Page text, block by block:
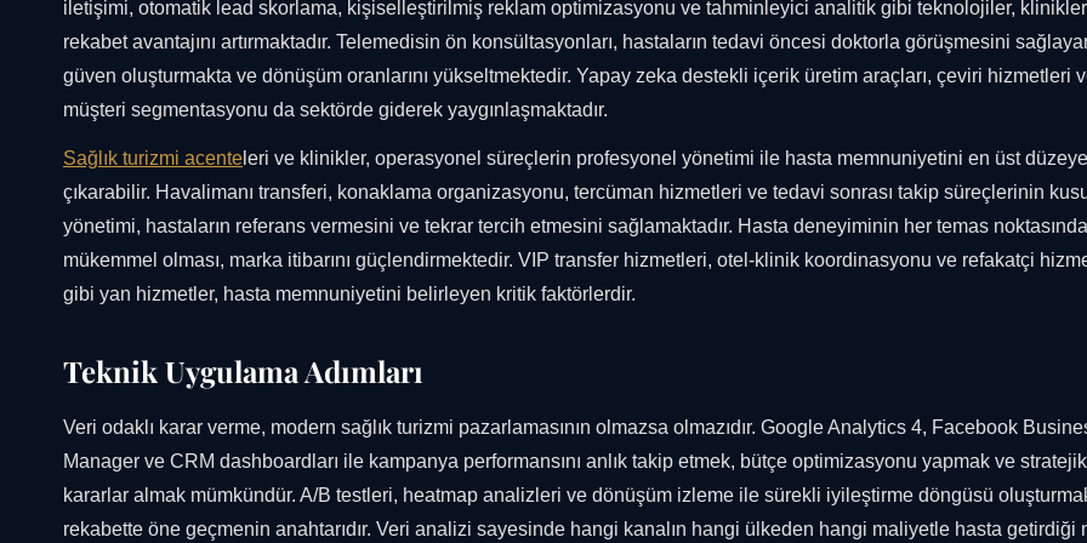
iletişimi, otomatik lead skorlama, kişiselleştirilmiş reklam optimizasyonu ve tahminleyici analitik gibi teknolojiler,
rekabet avantajını artırmaktadır. Telemedisin ön konsültasyonları, hastaların tedavi öncesi doktorla görüşmesini
güven oluşturmakta ve dönüşüm oranlarını yükseltmektedir. Yapay zeka destekli içerik üretim araçları, çeviri hizmetleri
müşteri segmentasyonu da sektörde giderek yaygınlaşmaktadır.
Sağlık turizmi acente leri ve klinikler, operasyonel süreçlerin profesyonel yönetimi ile hasta memnuniyetini en üst düzeye
çıkarabilir. Havalimanı transferi, konaklama organizasyonu, tercüman hizmetleri ve tedavi sonrası takip süreçlerinin
yönetimi, hastaların referans vermesini ve tekrar tercih etmesini sağlamaktadır. Hasta deneyiminin her temas noktasında
mükemmel olması, marka itibarını güçlendirmektedir. VIP transfer hizmetleri, otel-klinik koordinasyonu ve refakatçi
gibi yan hizmetler, hasta memnuniyetini belirleyen kritik faktörlerdir.
Teknik Uygulama Adımları
Veri odaklı karar verme, modern sağlık turizmi pazarlamasının olmazsa olmazıdır. Google Analytics 4, Facebook
Manager ve CRM dashboardları ile kampanya performansını anlık takip etmek, bütçe optimizasyonu yapmak ve stratejik
kararlar almak mümkündür. A/B testleri, heatmap analizleri ve dönüşüm izleme ile sürekli iyileştirme döngüsü
rekabette öne geçmenin anahtarıdır. Veri analizi sayesinde hangi kanalın hangi ülkeden hangi maliyetle hasta getirdiği